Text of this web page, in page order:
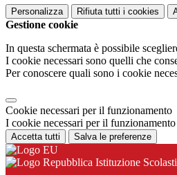
Personalizza Rifiuta tutti i cookies
Gestione cookie
In questa schermata è possibile
I cookie necessari sono quelli che
Per conoscere quali sono i cookie
Cookie necessari per il funzionamento
I cookie necessari per il
Accetta tutti Salva le preferenze
Istituzione